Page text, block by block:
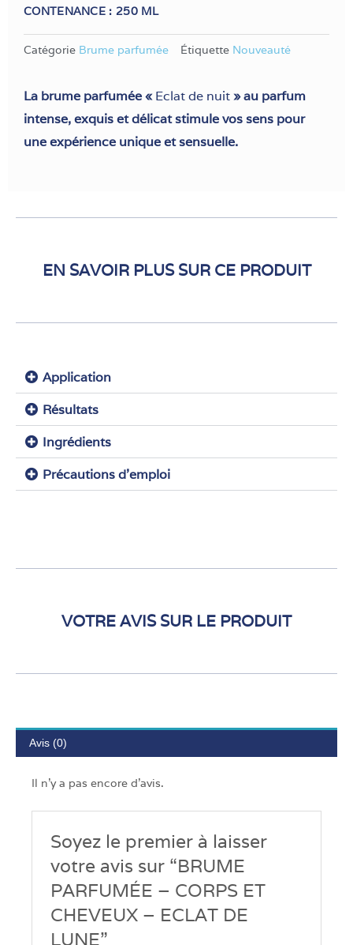
CONTENANCE : 250 ML
Catégorie Brume parfumée Étiquette Nouveauté
La brume parfumée «Eclat de nuit» au parfum
intense, exquis et délicat stimule vos sens pour
une expérience unique et sensuelle.
EN SAVOIR PLUS SUR CE PRODUIT
Application
Résultats
Ingrédients
Précautions d'emploi
VOTRE AVIS SUR LE PRODUIT
Avis (0)
Il n’y a pas encore d’avis.
Soyez le premier à laisser
votre avis sur “BRUME
PARFUMÉE – CORPS ET
CHEVEUX – ECLAT DE
LUNE”